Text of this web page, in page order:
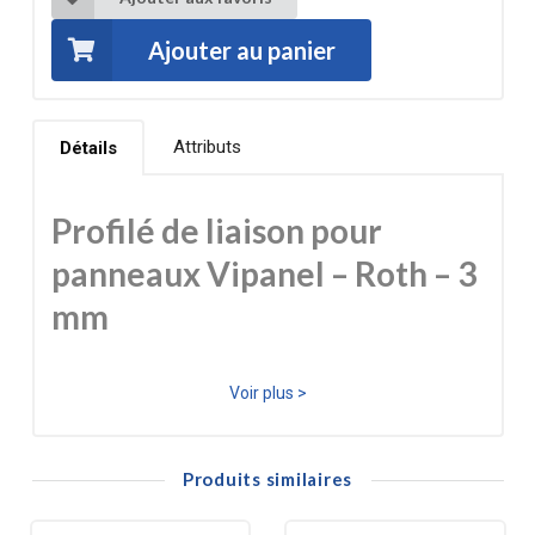
Ajouter au panier
Détails Attributs
Profilé de liaison pour
panneaux Vipanel – Roth – 3
mm
Le profilé de liaison Vipanel Roth est conçu pour assurer
en aluminium, il garantit une excellente résistance à
Voir plus >
Produits similaires